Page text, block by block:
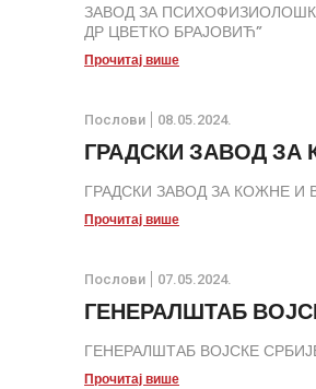
ЗАВОД ЗА
ДР ЦВЕТКО БРАЈОВИЋ”
Прочитај више
Послови 08.05.2024.
ГРАДСКИ ЗАВОД ЗА
ГРАДСКИ ЗАВОД ЗА КОЖНЕ И
Прочитај више
Послови 07.05.2024.
ГЕНЕРАЛШТАБ
ГЕНЕРАЛШТАБ ВОЈСКЕ
Прочитај више